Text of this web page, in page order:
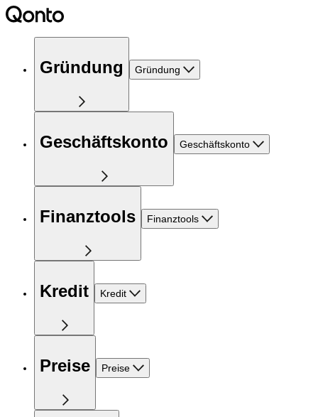
Gründung Gründung
Geschäftskonto Geschäftskonto
Finanztools Finanztools
Kredit Kredit
Preise Preise